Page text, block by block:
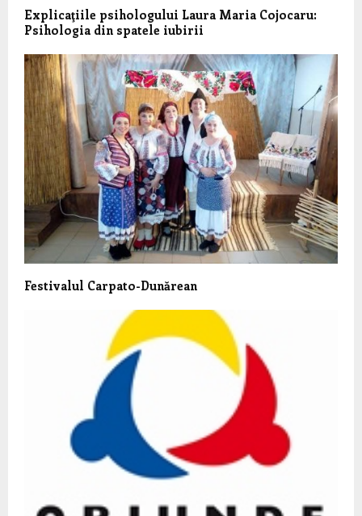
Explicaţiile psihologului Laura Maria Cojocaru:
Psihologia din spatele iubirii
Festivalul Carpato-Dunărean